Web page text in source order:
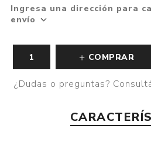
Ingresa una dirección para
envío
COMPRAR
¿Dudas o preguntas?